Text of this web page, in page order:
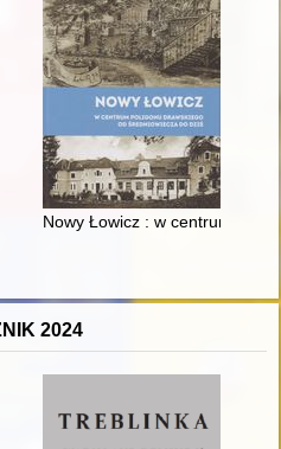
: prestiż finansowy i
Nowy Łowicz : w centrum
2024